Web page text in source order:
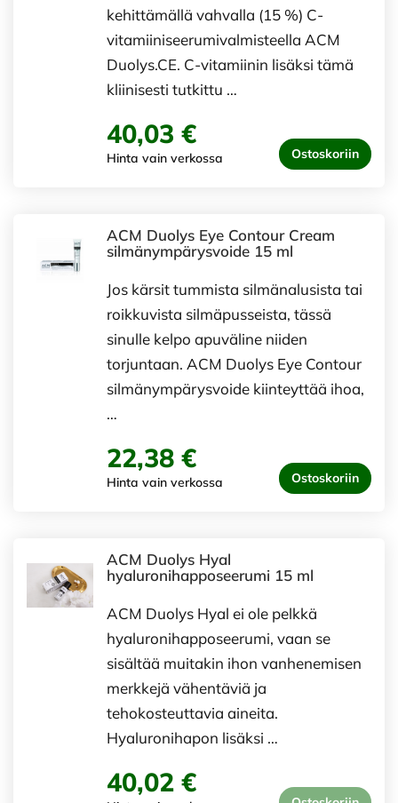
kehittämällä vahvalla (15 %) C-
vitamiiniseerumivalmisteella ACM
Duolys.CE. C-vitamiinin lisäksi tämä
kliinisesti tutkittu …
40,03 €
Hinta vain verkossa Ostoskoriin
ACM Duolys Eye Contour Cream
silmänympärysvoide 15 ml
Jos kärsit tummista silmänalusista tai
roikkuvista silmäpusseista, tässä
sinulle kelpo apuväline niiden
torjuntaan. ACM Duolys Eye Contour
silmänympärysvoide kiinteyttää ihoa,
…
22,38 €
Hinta vain verkossa Ostoskoriin
ACM Duolys Hyal
hyaluronihapposeerumi 15 ml
ACM Duolys Hyal ei ole pelkkä
hyaluronihapposeerumi, vaan se
sisältää muitakin ihon vanhenemisen
merkkejä vähentäviä ja
tehokosteuttavia aineita.
Hyaluronihapon lisäksi …
40,02 €